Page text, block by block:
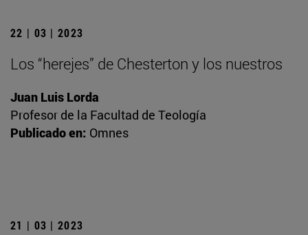
22 | 03 | 2023
Los “herejes” de Chesterton y los nuestros
Juan Luis Lorda
Profesor de la Facultad de Teología
Publicado en: Omnes
21 | 03 | 2023